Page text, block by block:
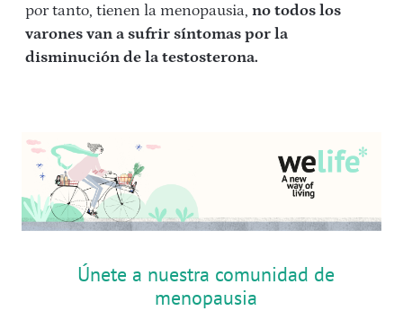
por tanto, tienen la menopausia, no todos los
varones van a sufrir síntomas por la
disminución de la testosterona.
Únete a nuestra comunidad de
menopausia